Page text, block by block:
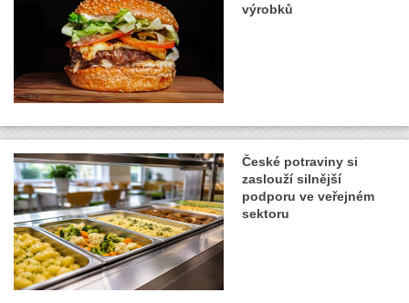
výrobků
České potraviny si
zaslouží silnější
podporu ve veřejném
sektoru